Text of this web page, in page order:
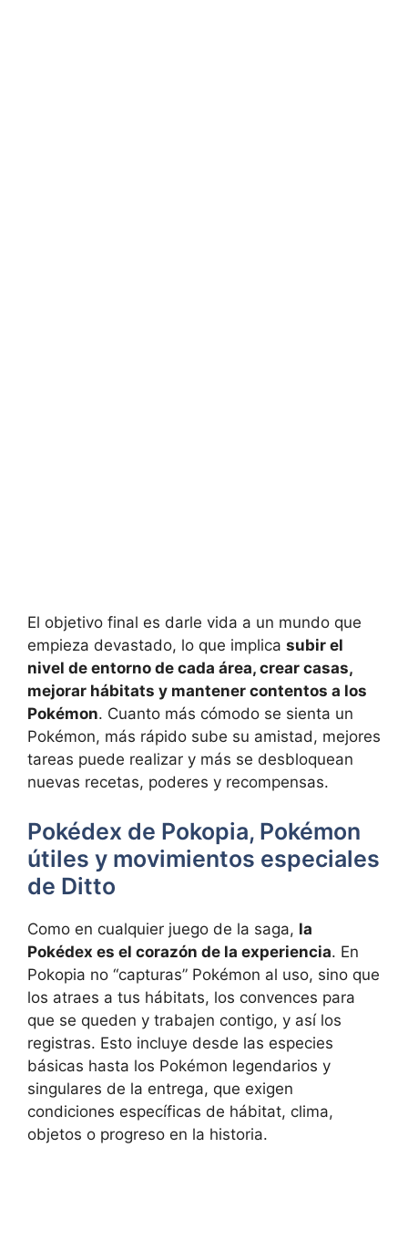
El objetivo final es darle vida a un mundo que
empieza devastado, lo que implica subir el
nivel de entorno de cada área, crear casas,
mejorar hábitats y mantener contentos a los
Pokémon. Cuanto más cómodo se sienta un
Pokémon, más rápido sube su amistad, mejores
tareas puede realizar y más se desbloquean
nuevas recetas, poderes y recompensas.
Pokédex de Pokopia, Pokémon
útiles y movimientos especiales
de Ditto
Como en cualquier juego de la saga, la
Pokédex es el corazón de la experiencia. En
Pokopia no “capturas” Pokémon al uso, sino que
los atraes a tus hábitats, los convences para
que se queden y trabajen contigo, y así los
registras. Esto incluye desde las especies
básicas hasta los Pokémon legendarios y
singulares de la entrega, que exigen
condiciones específicas de hábitat, clima,
objetos o progreso en la historia.